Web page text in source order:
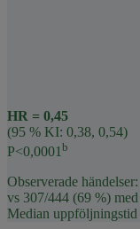
HR = 0,45
(95 % KI: 0,38, 0,54)
P<0,0001 b
Observerade
vs 307/444 (69 %)
Median uppföljningstid